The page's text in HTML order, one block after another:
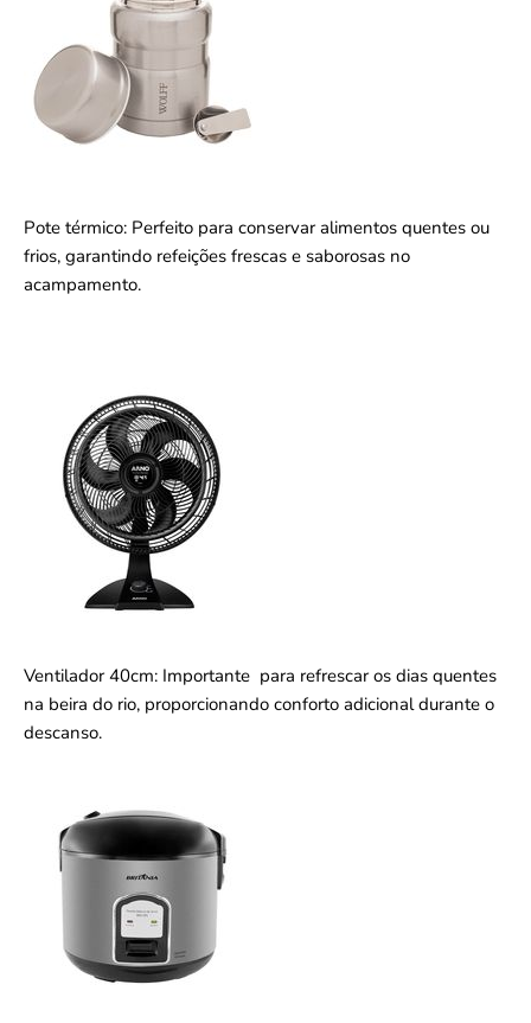
Pote térmico: Perfeito para conservar alimentos quentes ou
frios, garantindo refeições frescas e saborosas no
acampamento.
Ventilador 40cm: Importante para refrescar os dias quentes
na beira do rio, proporcionando conforto adicional durante o
descanso.